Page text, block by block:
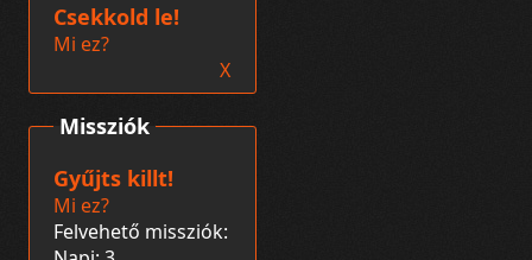
Missziók
Gyűjts killt!
Mi ez?
Felvehető missziók:
Csekkold le!
Mi ez?
X